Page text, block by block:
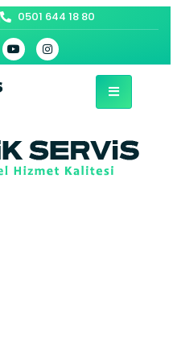
0501 644 18 80